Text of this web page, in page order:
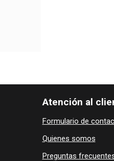
Atención al
Formulario de
Quienes ​som​​​os
Preguntas